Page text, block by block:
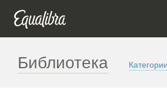
Библиотека Категории